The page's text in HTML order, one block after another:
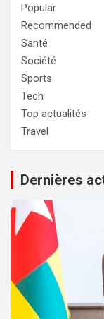
Popular
Recommended
Santé
Société
Sports
Tech
Top actualités
Travel
Dernières